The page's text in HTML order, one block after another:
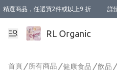
精選商品，任選買2件或以上9 折 詳
XI周年優惠【新品自由選2件88折/3件85折
XI周年優惠【Chakra 脈輪平衡自由選2件
Florame 肌底自由選 2支9折 3支85折
XI周年優惠【蟲蟲退散 · 防衛結界﹞系列2
Sunki 任選2件95折
BIOFFICINA TOSCANA 任選2支9折 3支85
Lamav 任選1件9折 2件85折
Mukti Organics 指定產品任選1件9折, 2件
Intelligent Nutrients Skincare 任選2件9折
deodorant 任選2件88折
化妝品 任選2件95折
XI周年優惠【身心靈單品 任選2件9折/3件
XI周年優惠 【精油/香水 任選2件9折/3件
XI周年優惠【「關節到肌膚」全效養護
XI周年優惠【夏日有機物理防曬套裝2件88
XI周年優惠【夏日潔面隨意選2件88折/3件
XI周年優惠【逆齡奇蹟抗氧 11 自由選2
新會員首次購物即享全單 95 折優惠！
成為VIP / VVIP 可享有生日月現金扣減獎
選用順豐速運，滿$500 免運費
本地速遞 京東 送住宅/ 工商地址 $400 免運
澳門訂單選用順豐速運，滿$800 免運費
RL Organic
首頁 / 所有商品 /健康食品 /飲品 /